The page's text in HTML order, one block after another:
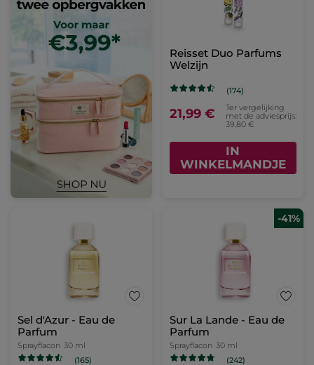
Reisset Duo Parfums
Welzijn
(174)
21,99 €
Ter vergelijking
met de adviesprijs:
39,80 €
IN
WINKELMANDJE
Sel d'Azur - Eau de
Parfum
Sprayflacon 30 ml
(165)
-41%
Sur La Lande - Eau de
Parfum
Sprayflacon 30 ml
(242)